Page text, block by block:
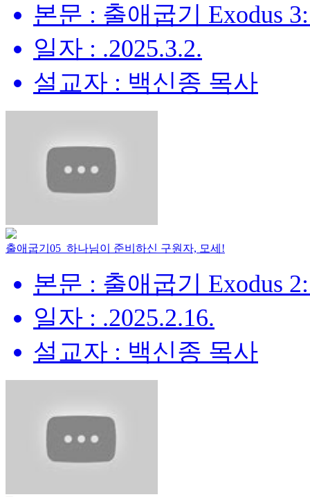
본문 : 출애굽기 Exodus
일자 : .2025.3.2.
설교자 : 백신종 목사
출애굽기05_하나님이 준비하신 구원자, 모세!
본문 : 출애굽기 Exodus
일자 : .2025.2.16.
설교자 : 백신종 목사